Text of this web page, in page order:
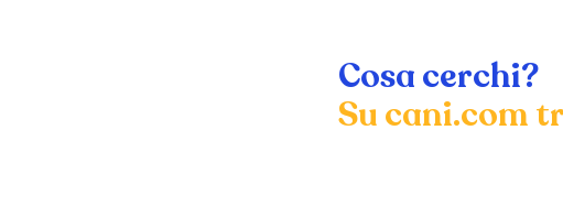
Cosa cerchi?
Su cani.com